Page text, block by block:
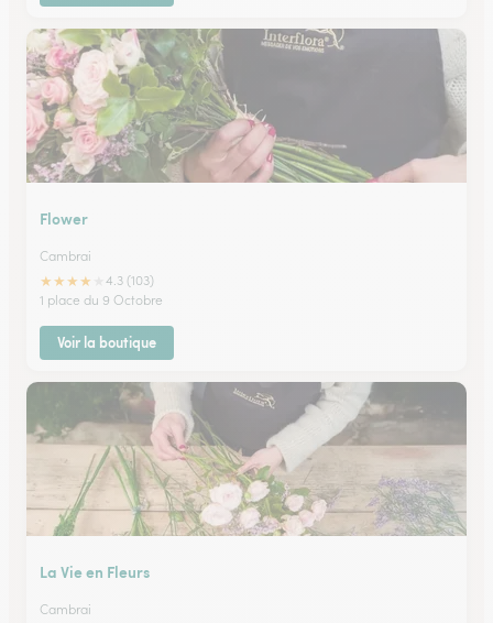
Flower
Cambrai
★★★★
4.3 (103)
1 place du 9 Octobre
Voir la boutique
La Vie en Fleurs
Cambrai